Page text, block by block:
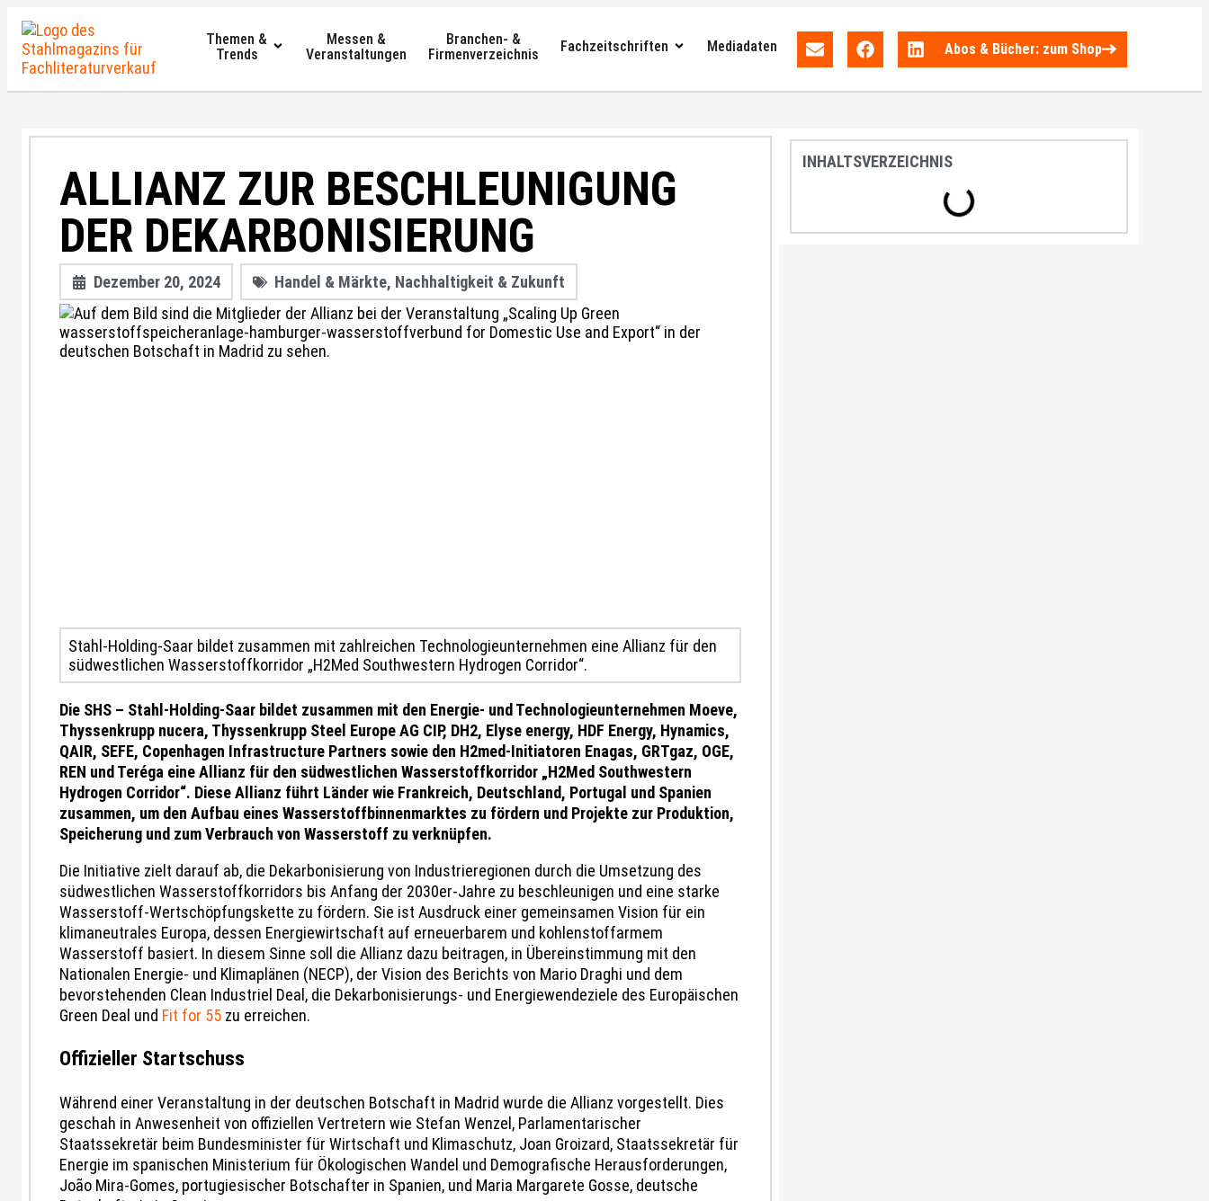
Themen &
Trends
Messen &
Veranstaltungen
Branchen- &
Firmenverzeichnis
Fachzeitschriften Mediadaten Abos & Bücher: zum Shop
ALLIANZ ZUR BESCHLEUNIGUNG
DER DEKARBONISIERUNG
Dezember 20, 2024 Handel & Märkte, Nachhaltigkeit & Zukunft
Stahl-Holding-Saar bildet zusammen mit zahlreichen Technologieunternehmen eine Allianz für den
südwestlichen Wasserstoffkorridor „H2Med Southwestern Hydrogen Corridor“.
Die SHS – Stahl-Holding-Saar bildet zusammen mit den Energie- und Technologieunternehmen Moeve,
Thyssenkrupp nucera, Thyssenkrupp Steel Europe AG CIP, DH2, Elyse energy, HDF Energy, Hynamics,
QAIR, SEFE, Copenhagen Infrastructure Partners sowie den H2med-Initiatoren Enagas, GRTgaz, OGE,
REN und Teréga eine Allianz für den südwestlichen Wasserstoffkorridor „H2Med Southwestern
Hydrogen Corridor“. Diese Allianz führt Länder wie Frankreich, Deutschland, Portugal und Spanien
zusammen, um den Aufbau eines Wasserstoffbinnenmarktes zu fördern und Projekte zur Produktion,
Speicherung und zum Verbrauch von Wasserstoff zu verknüpfen.
Die Initiative zielt darauf ab, die Dekarbonisierung von Industrieregionen durch die Umsetzung des
südwestlichen Wasserstoffkorridors bis Anfang der 2030er-Jahre zu beschleunigen und eine starke
Wasserstoff-Wertschöpfungskette zu fördern. Sie ist Ausdruck einer gemeinsamen Vision für ein
klimaneutrales Europa, dessen Energiewirtschaft auf erneuerbarem und kohlenstoffarmem
Wasserstoff basiert. In diesem Sinne soll die Allianz dazu beitragen, in Übereinstimmung mit den
Nationalen Energie- und Klimaplänen (NECP), der Vision des Berichts von Mario Draghi und dem
bevorstehenden Clean Industriel Deal, die Dekarbonisierungs- und Energiewendeziele des Europäischen
Green Deal und Fit for 55 zu erreichen.
Offizieller Startschuss
Während einer Veranstaltung in der deutschen Botschaft in Madrid wurde die Allianz vorgestellt. Dies
geschah in Anwesenheit von offiziellen Vertretern wie Stefan Wenzel, Parlamentarischer
Staatssekretär beim Bundesminister für Wirtschaft und Klimaschutz, Joan Groizard, Staatssekretär für
Energie im spanischen Ministerium für Ökologischen Wandel und Demografische Herausforderungen,
João Mira-Gomes, portugiesischer Botschafter in Spanien, und Maria Margarete Gosse, deutsche
INHALTSVERZEICHNIS